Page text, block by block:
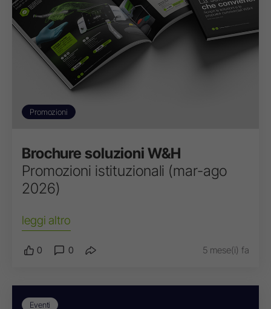
Promozioni
Brochure soluzioni W&H
Promozioni istituzionali (mar-ago
2026)
leggi altro
0 0 5 mese(i) fa
Eventi